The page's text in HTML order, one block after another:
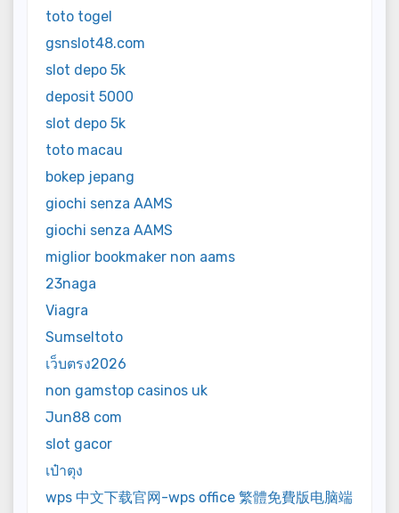
toto togel
gsnslot48.com
slot depo 5k
deposit 5000
slot depo 5k
toto macau
bokep jepang
giochi senza AAMS
giochi senza AAMS
miglior bookmaker non aams
23naga
Viagra
Sumseltoto
เว็บตรง2026
non gamstop casinos uk
Jun88 com
slot gacor
เป๋าตุง
wps 中文下载官网-wps office 繁體免費版电脑端